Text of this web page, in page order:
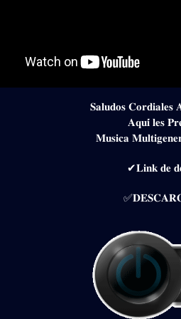
𝐒𝐚𝐥𝐮𝐝𝐨𝐬 𝐂𝐨𝐫𝐝𝐢𝐚𝐥𝐞𝐬
𝐀𝐪𝐮𝐢́ 𝐥𝐞𝐬
𝐌𝐮𝐬𝐢𝐜𝐚
✔𝐋𝐢𝐧𝐤 𝐝𝐞